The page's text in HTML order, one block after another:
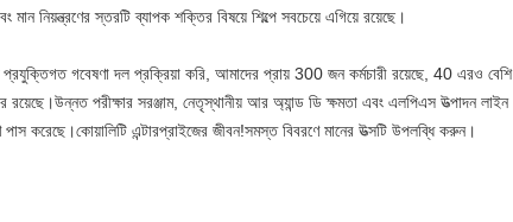
নিয়ন্ত্রণের স্তরটি ব্যাপক শক্তির বিষয়ে শিল্পে সবচেয়ে এগিয়ে রয়েছে।
গবেষণা দল প্রক্রিয়া করি, আমাদের প্রায় 300 জন কর্মচারী রয়েছে, 40 এরও বেশি
রয়েছে।উন্নত পরীক্ষার সরঞ্জাম, নেতৃস্থানীয় আর অ্যান্ড ডি ক্ষমতা এবং এলপিএস উত্পাদন লাইন
করেছে।কোয়ালিটি এন্টারপ্রাইজের জীবন!সমস্ত বিবরণে মানের উত্সটি উপলব্ধি করুন।